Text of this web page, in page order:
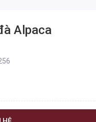
Alpaca